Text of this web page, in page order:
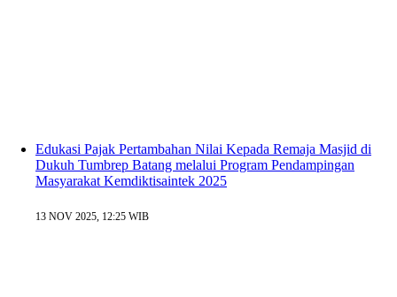
Edukasi Pajak Pertambahan Nilai Kepada Remaja Masjid di
Dukuh Tumbrep Batang melalui Program Pendampingan
Masyarakat Kemdiktisaintek 2025
13 NOV 2025, 12:25 WIB